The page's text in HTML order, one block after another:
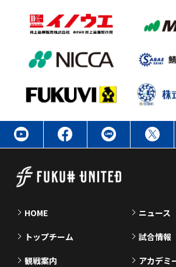
HOME ニュース
トップチーム 試合情報
観戦案内 アカデミ